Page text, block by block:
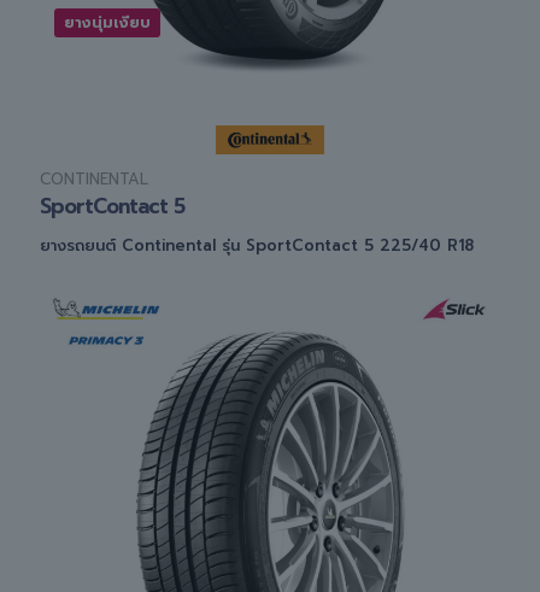
ยางนุ่มเงียบ
CONTINENTAL
SportContact 5
ยางรถยนต์ Continental รุ่น SportContact 5 225/40 R18